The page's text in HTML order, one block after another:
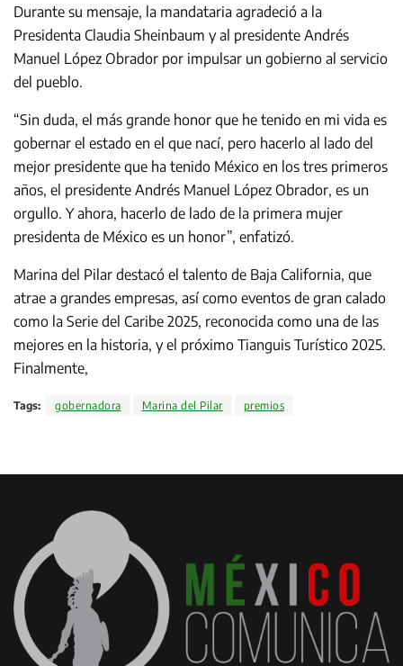
Durante su mensaje, la mandataria agradeció a la
Presidenta Claudia Sheinbaum y al presidente Andrés
Manuel López Obrador por impulsar un gobierno al servicio
del pueblo.
“Sin duda, el más grande honor que he tenido en mi vida es
gobernar el estado en el que nací, pero hacerlo al lado del
mejor presidente que ha tenido México en los tres primeros
años, el presidente Andrés Manuel López Obrador, es un
orgullo. Y ahora, hacerlo de lado de la primera mujer
presidenta de México es un honor”, enfatizó.
Marina del Pilar destacó el talento de Baja California, que
atrae a grandes empresas, así como eventos de gran calado
como la Serie del Caribe 2025, reconocida como una de las
mejores en la historia, y el próximo Tianguis Turístico 2025.
Finalmente,
Tags: gobernadora Marina del Pilar premios